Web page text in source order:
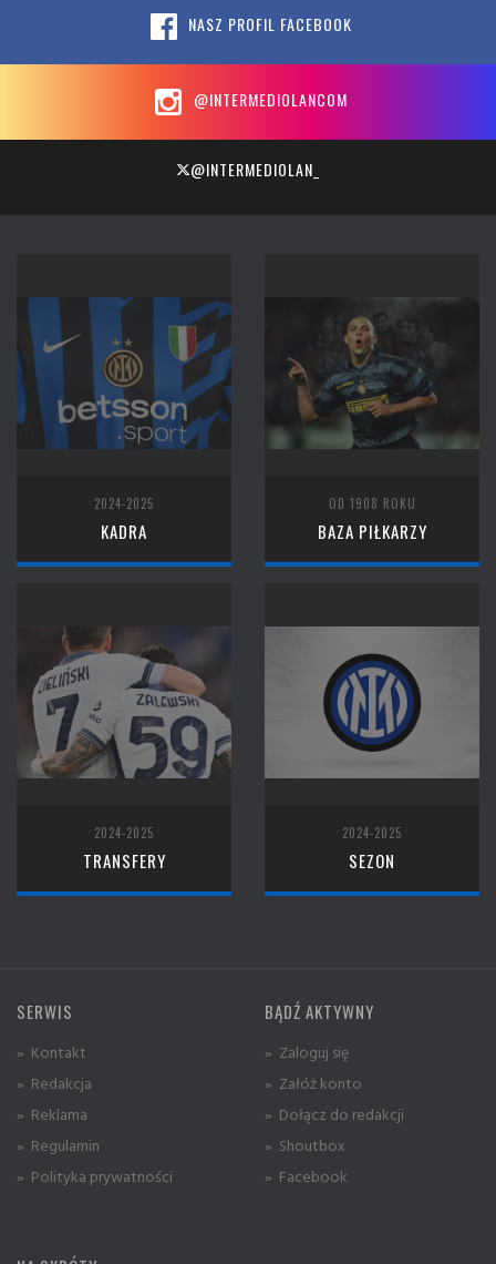
NASZ PROFIL FACEBOOK
@INTERMEDIOLANCOM
@INTERMEDIOLAN_
2024-2025
KADRA
OD 1908 ROKU
BAZA PIŁKARZY
2024-2025
TRANSFERY
2024-2025
SEZON
SERWIS
» Kontakt
» Redakcja
» Reklama
» Regulamin
» Polityka prywatności
BĄDŹ AKTYWNY
» Zaloguj się
» Załóż konto
» Dołącz do redakcji
» Shoutbox
» Facebook